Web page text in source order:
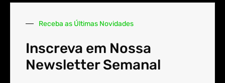
Receba as Últimas Novidades
Inscreva em Nossa
Newsletter Semanal